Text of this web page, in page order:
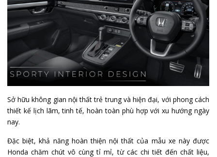
Sở hữu không gian nội thất trẻ trung và hiện đại, với phong cách
thiết kế lịch lãm, tinh tế, hoàn toàn phù hợp với xu hướng ngày
nay.
Đặc biệt, khả năng hoàn thiện nội thất của mẫu xe này được
Honda chăm chút vô cùng tỉ mỉ, từ các chi tiết đến chất liệu,